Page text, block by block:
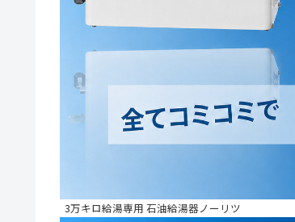
3万キロ給湯専用 石油給湯器ノーリツ